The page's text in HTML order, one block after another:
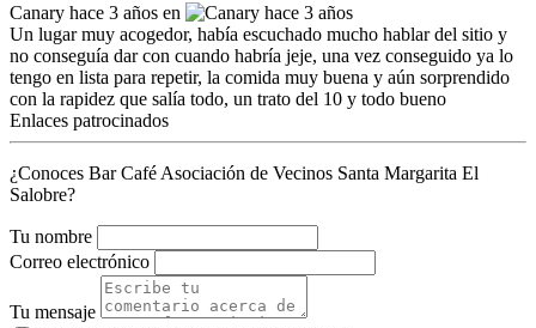
Canary hace 3 años en
Un lugar muy acogedor, había escuchado mucho hablar del sitio y
no conseguía dar con cuando habría jeje, una vez conseguido ya lo
tengo en lista para repetir, la comida muy buena y aún sorprendido
con la rapidez que salía todo, un trato del 10 y todo bueno
Enlaces patrocinados
¿Conoces Bar Café Asociación de Vecinos Santa Margarita El
Salobre?
Tu nombre
Correo electrónico
Tu mensaje